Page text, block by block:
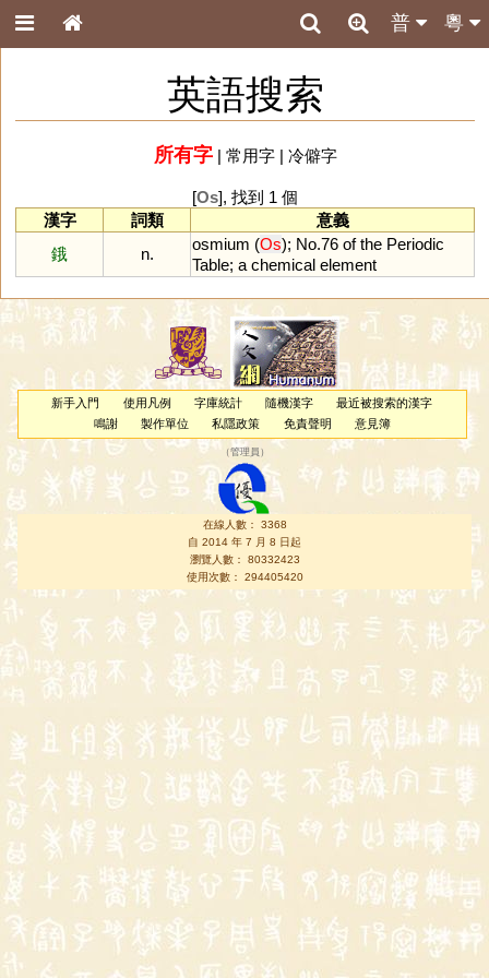
粵
普
英語搜索
所有字| 常用字| 冷僻字
[Os], 找到 1 個
漢字
詞類
意義
鋨
n.
osmium (Os); No.76 of the Periodic
Table; a chemical element
新手入門 使用凡例 字庫統計 隨機漢字
最近被搜索的漢字
鳴謝
製作單位 私隱政策 免責聲明 意見簿
（管理員 ）
在線人數： 3368
自 2014 年 7 月 8 日起
瀏覽人數： 80332423
使用次數： 294405420